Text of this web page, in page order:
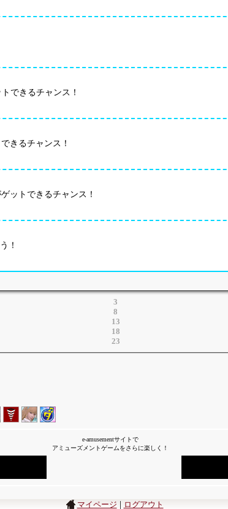
できるチャンス！
きるチャンス！
ットできるチャンス！
！
3
8
13
18
23
e-amusementサイトで
アミューズメントゲームをさらに楽しく！
マイページ | ログアウト